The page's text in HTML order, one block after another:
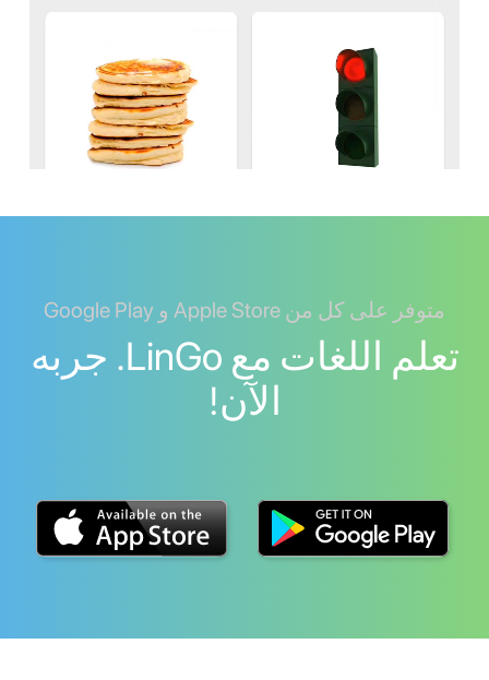
متوفر على كل من Apple Store و Google Play
تعلم اللغات مع LinGo. جربه
الآن!